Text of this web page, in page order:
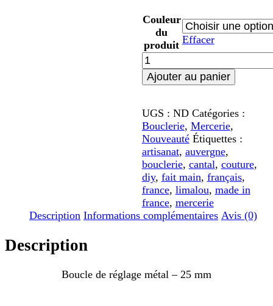
Couleur
du
produit Effacer
quantité
de
Boucle
réglage
métal
-
25
mm
Ajouter au panier
UGS : ND Catégories :
Bouclerie, Mercerie,
Nouveauté Étiquettes :
artisanat, auvergne,
bouclerie, cantal, couture,
diy, fait main, français,
france, limalou, made in
france, mercerie
Description Informations complémentaires Avis (0)
Description
Boucle de réglage métal – 25 mm